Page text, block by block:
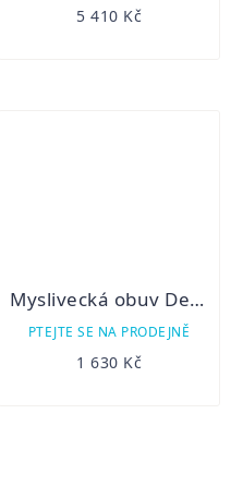
5 410 Kč
Myslivecká obuv Demar Yetti Classic
PTEJTE SE NA PRODEJNĚ
1 630 Kč